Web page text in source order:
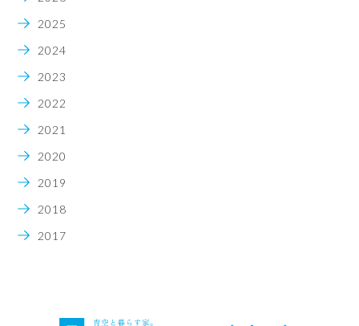
2025
2024
2023
2022
2021
2020
2019
2018
2017